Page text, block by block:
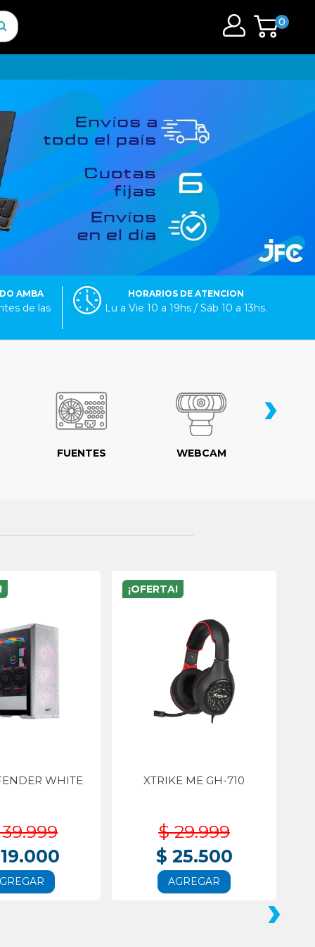
0
AMBA
de las
HORARIOS DE ATENCION
Lu a Vie 10 a 19hs / Sáb 10 a 13hs.
FUENTES WEBCAM
›
WHITE
¡OFERTA!
XTRIKE ME GH-710
$ 29.999
$ 25.500
AGREGAR
›